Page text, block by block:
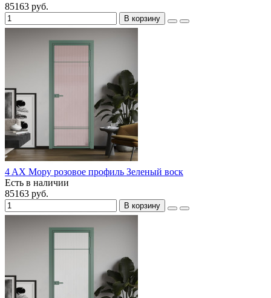
85163 руб.
В корзину
4 AX Мору розовое профиль Зеленый воск
Есть в наличии
85163 руб.
В корзину